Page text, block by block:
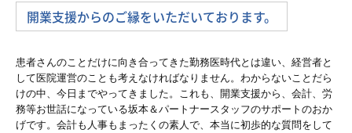
開業支援からのご縁をいただいております。
患者さんのことだけに向き合ってきた勤務医時代とは違い、経営者と
して医院運営のことも考えなければなりません。わからないことだら
けの中、今日までやってきました。これも、開業支援から、会計、労
務等お世話になっている坂本＆パートナースタッフのサポートのおか
げです。会計も人事もまったくの素人で、本当に初歩的な質問をして